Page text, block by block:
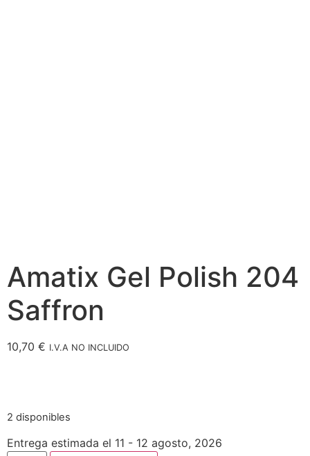
Amatix Gel Polish 204
Saffron
10,70 € I.V.A NO INCLUIDO
2 disponibles
Entrega estimada el 11 - 12 agosto, 2026